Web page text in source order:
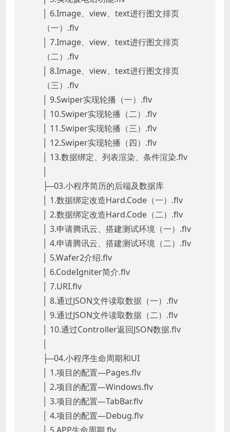
│ 6.Image、view、text进行图文排页
（一）.flv
│ 7.Image、view、text进行图文排页
（二）.flv
│ 8.Image、view、text进行图文排页
（三）.flv
│ 9.Swiper实现轮播（一）.flv
│ 10.Swiper实现轮播（二）.flv
│ 11.Swiper实现轮播（三）.flv
│ 12.Swiper实现轮播（四）.flv
│ 13.数据绑定、列表渲染、条件渲染.flv
├─03.小程序简历的后端及数据库
│ 1.数据绑定改造Hard.Code（一）.flv
│ 2.数据绑定改造Hard.Code（二）.flv
│ 3.申请腾讯云、搭建测试环境（一）.flv
│ 4.申请腾讯云、搭建测试环境（二）.flv
│ 5.Wafer2介绍.flv
│ 6.CodeIgniter简介.flv
│ 7.URI.flv
│ 8.通过JSON文件读取数据（一）.flv
│ 9.通过JSON文件读取数据（二）.flv
│ 10.通过Controller返回JSON数据.flv
├─04.小程序生命周期和UI
│ 1.项目的配置—Pages.flv
│ 2.项目的配置—Windows.flv
│ 3.项目的配置—TabBar.flv
│ 4.项目的配置—Debug.flv
│ 5.APP生命周期.flv